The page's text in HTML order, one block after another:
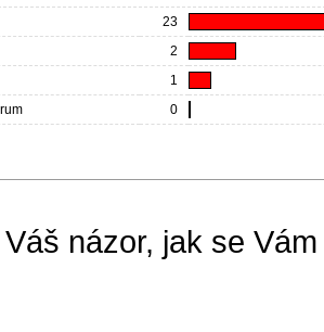
23
2
1
0
názor, jak se